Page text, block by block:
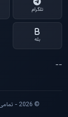
تلگرام
بله
--
© 2026 - تمامی حقوق برای پایگاه خبری